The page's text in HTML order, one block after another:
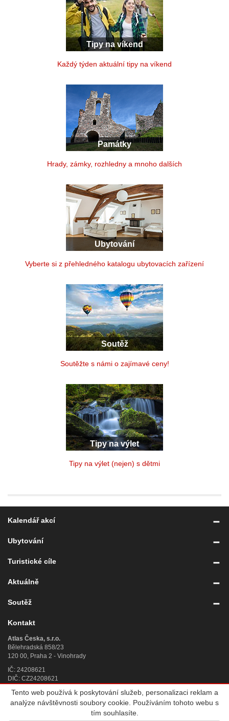
Tipy na víkend
Každý týden aktuální tipy na víkend
Památky
Hrady, zámky, rozhledny a mnoho dalších
Ubytování
Vyberte si z přehledného katalogu ubytovacích zařízení
Soutěž
Soutěžte s námi o zajímavé ceny!
Tipy na výlet
Tipy na výlet (nejen) s dětmi
Kalendář akcí
Ubytování
Turistické cíle
Aktuálně
Soutěž
Kontakt
Atlas Česka, s.r.o.
Bělehradská 858/23
120 00, Praha 2 - Vinohrady
IČ: 24208621
DIČ: CZ24208621
Úplný kontakt »
Atlas Česka, s.r.o., IČ 242 08 621, se sídlem Praha 2,
Tento web používá k poskytování služeb, personalizaci reklam a
analýze návštěvnosti soubory cookie. Používáním tohoto webu s
tím souhlasíte.